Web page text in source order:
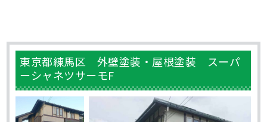
東京都練馬区 外壁塗装・屋根塗装 スーパ
ーシャネツサーモF